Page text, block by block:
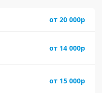
от 20 000р
от 14 000р
от 15 000р